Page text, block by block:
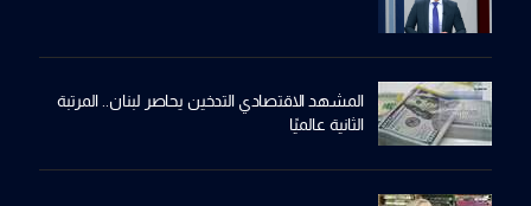
المشهد الاقتصادي التدخين يحاصر لبنان.. المرتبة
الثانية عالميًا